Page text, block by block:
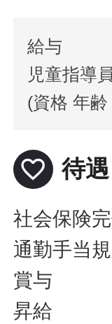
給与
児童指導
(資格 年
favorite_border 待
社会保険
通勤手当
賞与
昇給